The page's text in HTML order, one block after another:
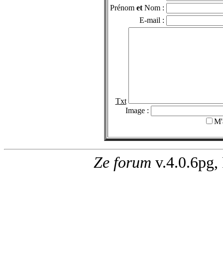
Prénom et Nom :
E-mail :
Txt
Image :
Ze forum